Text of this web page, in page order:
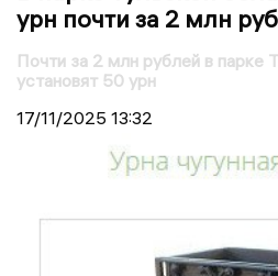
урн почти за 2 млн
Почти за 2 млн рублей в парке
установят 50 урн
17/11/2025 13:32